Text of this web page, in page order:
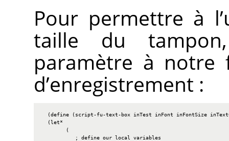
Pour permettre à
taille du
paramètre à
d’enregistrement :
(define (script-fu-text-box inTest inFont inFontSize
  (let*
        (
           ; define our local variables